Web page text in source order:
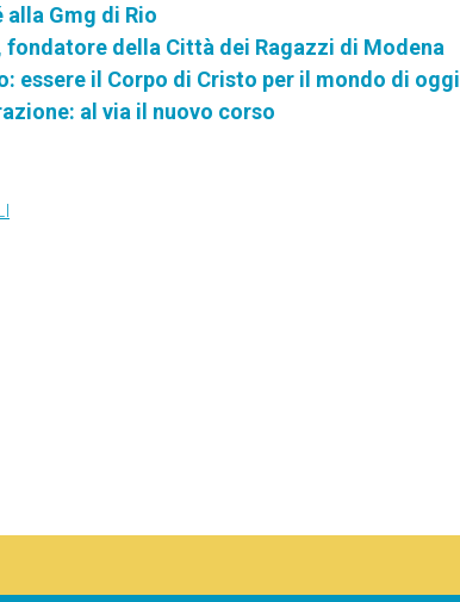
Gmg di Rio
fondatore della Città dei Ragazzi di Modena
essere il Corpo di Cristo per il mondo di oggi
al via il nuovo corso